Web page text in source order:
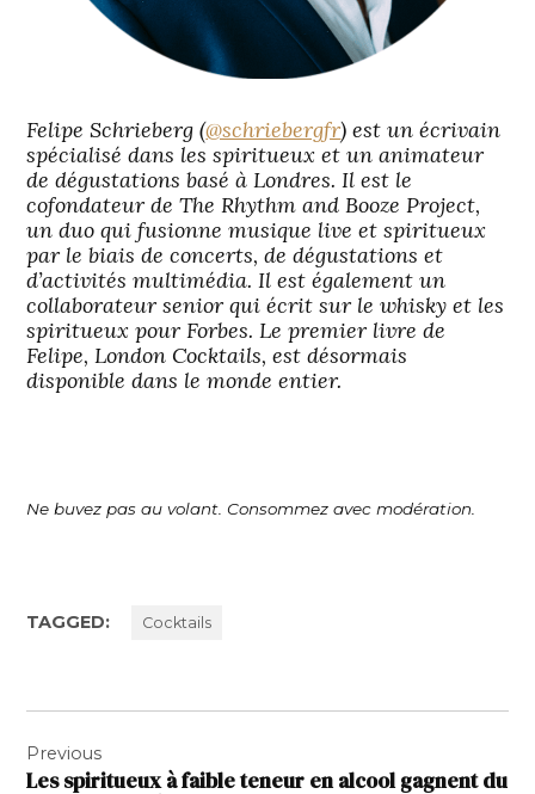
Felipe Schrieberg (@schriebergfr) est un écrivain
spécialisé dans les spiritueux et un animateur
de dégustations basé à Londres. Il est le
cofondateur de The Rhythm and Booze Project,
un duo qui fusionne musique live et spiritueux
par le biais de concerts, de dégustations et
d’activités multimédia. Il est également un
collaborateur senior qui écrit sur le whisky et les
spiritueux pour Forbes. Le premier livre de
Felipe, London Cocktails, est désormais
disponible dans le monde entier.
Ne buvez pas au volant. Consommez avec modération.
TAGGED: Cocktails
de
Previous
Les spiritueux à faible teneur en alcool gagnent du